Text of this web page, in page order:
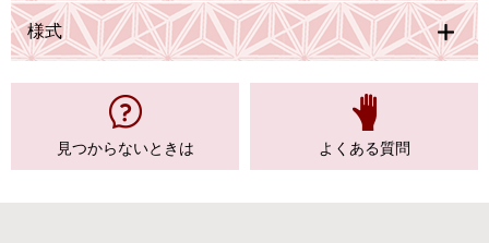
様式
見つからないときは よくある質問